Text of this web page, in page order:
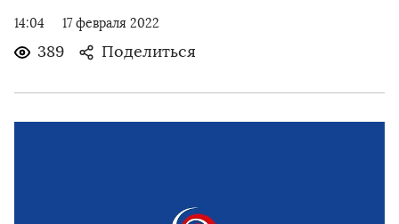
14:04 17 февраля 2022
389 Поделиться